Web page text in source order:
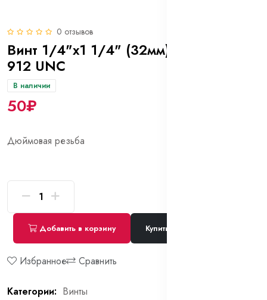
0 отзывов
Винт 1/4"х1 1/4" (32мм) 12.9 DIN
912 UNC
В наличии
50₽
Дюймовая резьба
Добавить в корзину Купить сейчас
Избранное Сравнить
Категории: Винты